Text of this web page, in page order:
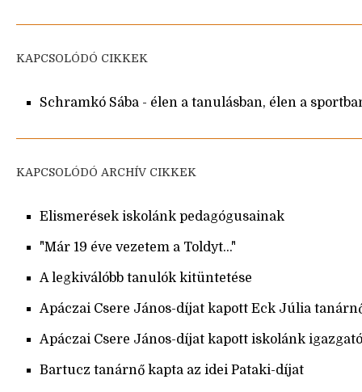
KAPCSOLÓDÓ CIKKEK
Schramkó Sába - élen a tanulásban, élen a
KAPCSOLÓDÓ ARCHÍV CIKKEK
Elismerések iskolánk pedagógusainak
"Már 19 éve vezetem a Toldyt..."
A legkiválóbb tanulók kitüntetése
Apáczai Csere János-díjat kapott Eck Júlia
Apáczai Csere János-díjat kapott iskolánk
Bartucz tanárnő kapta az idei Pataki-díjat